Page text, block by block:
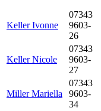
Keller Ivonne
07343
9603-
26
Keller Nicole
07343
9603-
27
Miller Mariella
07343
9603-
34